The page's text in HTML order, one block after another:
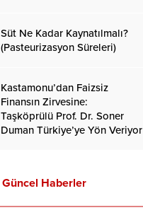
Süt Ne Kadar Kaynatılmalı?
(Pasteurizasyon Süreleri)
Kastamonu’dan Faizsiz
Finansın Zirvesine:
Taşköprülü Prof. Dr. Soner
Duman Türkiye’ye Yön Veriyor
Güncel Haberler